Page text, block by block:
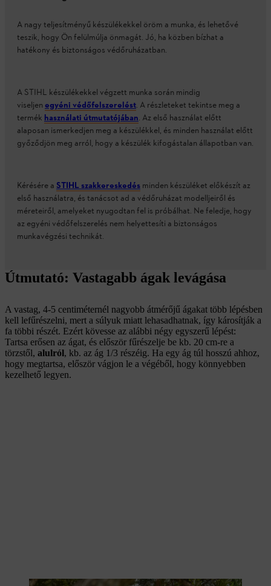
A nagy teljesítményű készülékekkel öröm a munka, és lehetővé
teszik, hogy Ön felülmúlja önmagát. Jó, ha közben bízhat a
hatékony és biztonságos védőruházatban.
A STIHL készülékekkel végzett munka során mindig
viseljen egyéni védőfelszerelést. A részleteket tekintse meg a
termék használati útmutatójában. Az első használat előtt
alaposan ismerkedjen meg a készülékkel, és minden használat előtt
győződjön meg arról, hogy a készülék kifogástalan állapotban van.
Kérésére a STIHL szakkereskedés minden készüléket előkészít az
első használatra, és tanácsot ad a védőruházat modelljeiről és
méreteiről, amelyeket nyugodtan fel is próbálhat. Ne feledje, hogy
az egyéni védőfelszerelés nem helyettesíti a biztonságos
munkavégzési technikát.
Útmutató: Vastagabb ágak levágása
A vastag, 4-5 centiméternél nagyobb átmérőjű ágakat több lépésben
kell lefűrészelni, mert a súlyuk miatt lehasadhatnak, így károsítják a
fa többi részét. Ezért kövesse az alábbi négy egyszerű lépést:
Tartsa erősen az ágat, és először fűrészelje be kb. 20 cm-re a
törzstől, alulról, kb. az ág 1/3 részéig. Ha egy ág túl hosszú ahhoz,
hogy megtartsa, először vágjon le a végéből, hogy könnyebben
kezelhető legyen.